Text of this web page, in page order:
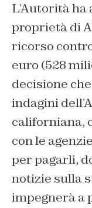
L’Autorità
proprietà di
ricorso
euro (528
decisione
indagini
californiana,
con le
per pagarli,
notizie sulla
impegnerà a